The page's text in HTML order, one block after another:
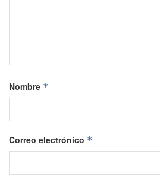
Nombre *
Correo electrónico *